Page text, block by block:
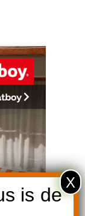
is de
X